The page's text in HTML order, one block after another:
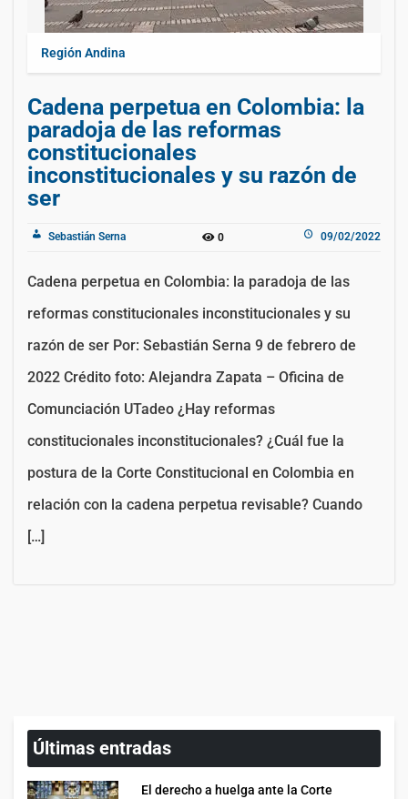
Región Andina
Cadena perpetua en Colombia: la
paradoja de las reformas
constitucionales
inconstitucionales y su razón de
ser
Sebastián Serna 0 09/02/2022
Cadena perpetua en Colombia: la paradoja de las
reformas constitucionales inconstitucionales y su
razón de ser Por: Sebastián Serna 9 de febrero de
2022 Crédito foto: Alejandra Zapata – Oficina de
Comunciación UTadeo ¿Hay reformas
constitucionales inconstitucionales? ¿Cuál fue la
postura de la Corte Constitucional en Colombia en
relación con la cadena perpetua revisable? Cuando
[…]
Últimas entradas
El derecho a huelga ante la Corte